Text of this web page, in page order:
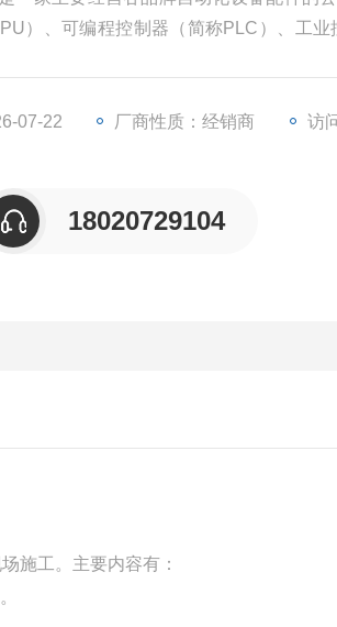
）、可编程控制器（简称PLC）、工
07-22 厂商性质：经销商 访
18020729104
施工。主要内容有：